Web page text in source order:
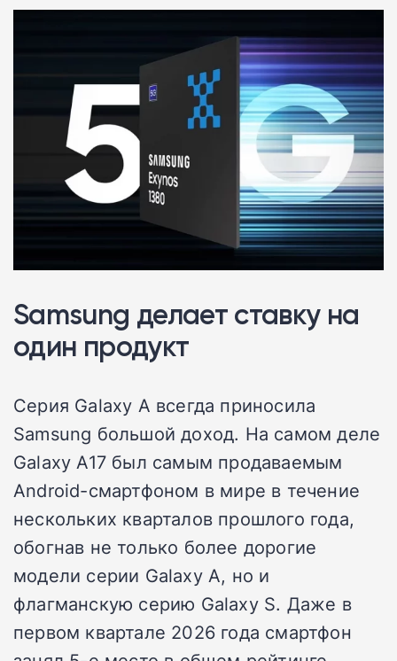
Samsung делает ставку на
один продукт
Серия Galaxy A всегда приносила
Samsung большой доход. На самом деле
Galaxy A17 был самым продаваемым
Android-смартфоном в мире в течение
нескольких кварталов прошлого года,
обогнав не только более дорогие
модели серии Galaxy A, но и
флагманскую серию Galaxy S. Даже в
первом квартале 2026 года смартфон